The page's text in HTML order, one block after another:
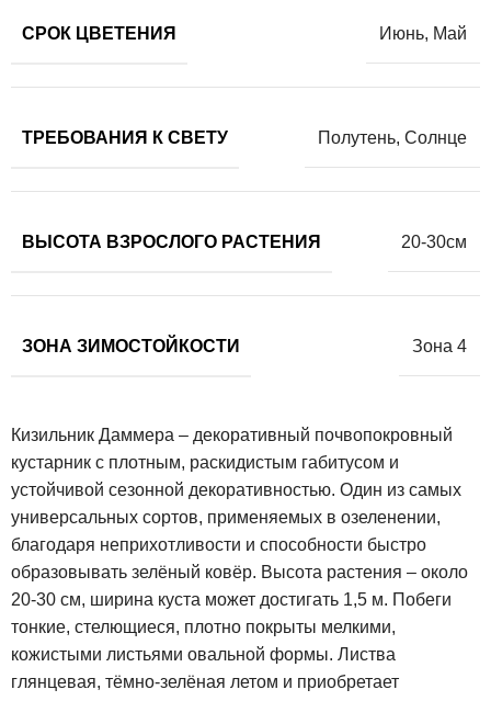
СРОК ЦВЕТЕНИЯ Июнь, Май
ТРЕБОВАНИЯ К СВЕТУ Полутень, Солнце
ВЫСОТА ВЗРОСЛОГО РАСТЕНИЯ 20-30см
ЗОНА ЗИМОСТОЙКОСТИ Зона 4
Кизильник Даммера – декоративный почвопокровный
кустарник с плотным, раскидистым габитусом и
устойчивой сезонной декоративностью. Один из самых
универсальных сортов, применяемых в озеленении,
благодаря неприхотливости и способности быстро
образовывать зелёный ковёр. Высота растения – около
20-30 см, ширина куста может достигать 1,5 м. Побеги
тонкие, стелющиеся, плотно покрыты мелкими,
кожистыми листьями овальной формы. Листва
глянцевая, тёмно-зелёная летом и приобретает